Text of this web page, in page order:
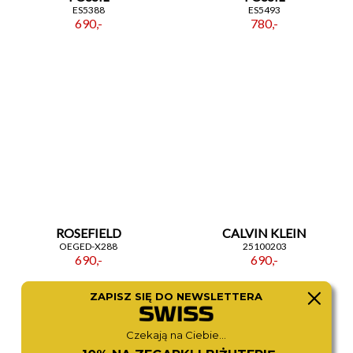
ES5388
690,-
ES5493
780,-
ROSEFIELD
OEGED-X288
690,-
CALVIN KLEIN
25100203
690,-
ZAPISZ SIĘ DO NEWSLETTERA
Czekają na Ciebie...